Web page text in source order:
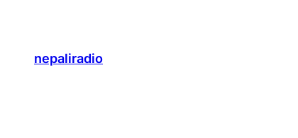
contentnepaliradio